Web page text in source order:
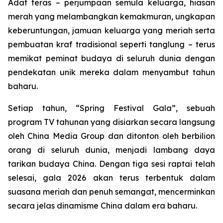
Adat teras – perjumpaan semula keluarga, hiasan
merah yang melambangkan kemakmuran, ungkapan
keberuntungan, jamuan keluarga yang meriah serta
pembuatan kraf tradisional seperti tanglung – terus
memikat peminat budaya di seluruh dunia dengan
pendekatan unik mereka dalam menyambut tahun
baharu.
Setiap tahun, “Spring Festival Gala”, sebuah
program TV tahunan yang disiarkan secara langsung
oleh China Media Group dan ditonton oleh berbilion
orang di seluruh dunia, menjadi lambang daya
tarikan budaya China. Dengan tiga sesi raptai telah
selesai, gala 2026 akan terus terbentuk dalam
suasana meriah dan penuh semangat, mencerminkan
secara jelas dinamisme China dalam era baharu.